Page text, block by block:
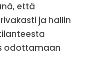
että
ja hallin
odottamaan